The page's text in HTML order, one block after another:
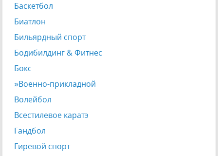
Баскетбол
Биатлон
Бильярдный спорт
Бодибилдинг & Фитнес
Бокс
»Военно-прикладной
Волейбол
Всестилевое каратэ
Гандбол
Гиревой спорт